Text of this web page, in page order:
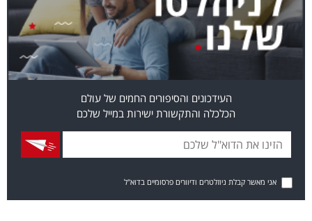
העידכונים והסיפורים החמים של עולם
הכלכלה והתקשורת ישירות במייל שלכם
אני מאשר קבלת ניוזלטרים ודיוורים פרסומיים בדוא"ל